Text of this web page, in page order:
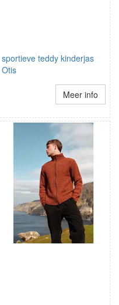
sportieve teddy kinderjas
Otis
Meer info